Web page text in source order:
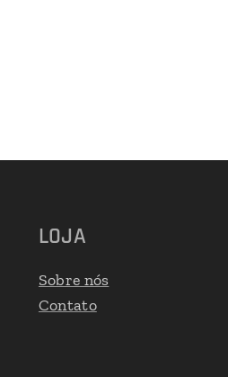
LOJA
Sobre nós
Contato